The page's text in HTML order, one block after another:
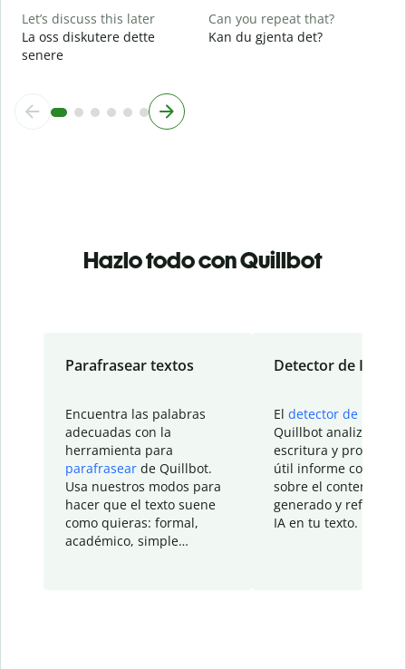
Let’s discuss this later
La oss diskutere dette
senere
Can you repeat that?
Kan du gjenta det?
Hazlo todo con Quillbot
Parafrasear textos
Encuentra las palabras
adecuadas con la
herramienta para
parafrasear de Quillbot.
Usa nuestros modos para
hacer que el texto suene
como quieras: formal,
académico, simple…
Detector de IA
El detector de IA
Quillbot analiza tu
escritura y
útil informe con
sobre el contenido
generado y refinado
IA en tu texto.